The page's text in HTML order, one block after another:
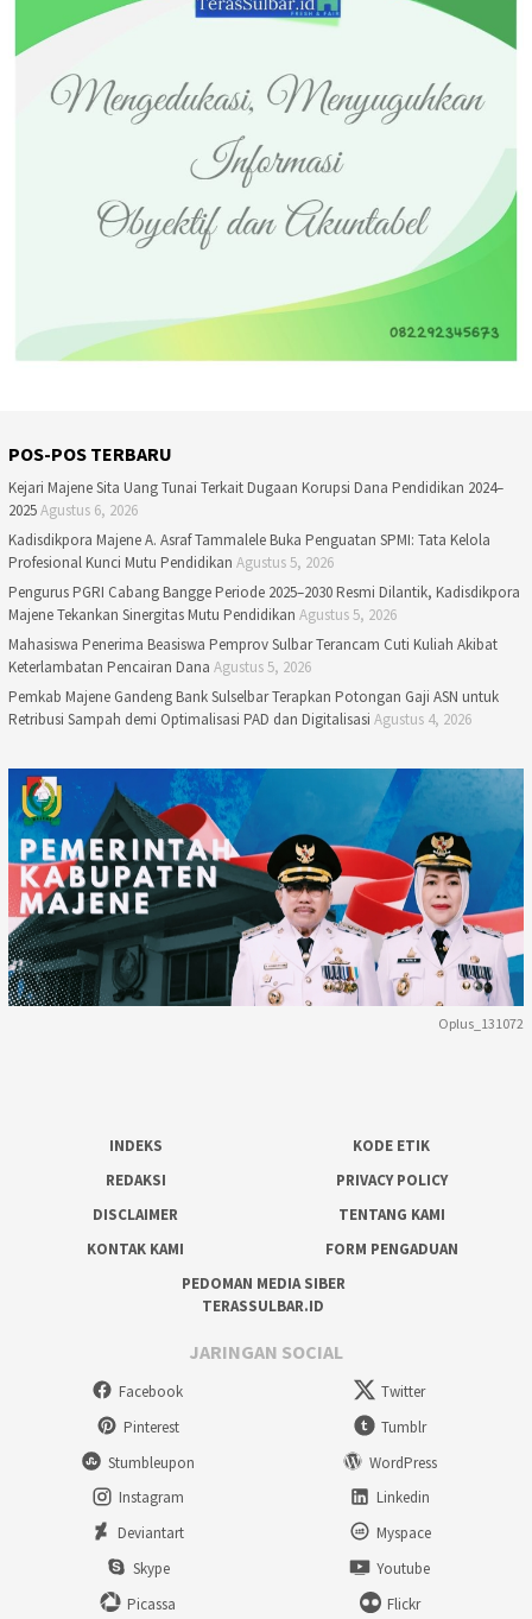
POS-POS TERBARU
Kejari Majene Sita Uang Tunai Terkait Dugaan Korupsi Dana Pendidikan 2024–
2025Agustus 6, 2026
Kadisdikpora Majene A. Asraf Tammalele Buka Penguatan SPMI: Tata Kelola
Profesional Kunci Mutu Pendidikan Agustus 5, 2026
Pengurus PGRI Cabang Bangge Periode 2025–2030 Resmi Dilantik, Kadisdikpora
Majene Tekankan Sinergitas Mutu Pendidikan Agustus 5, 2026
Mahasiswa Penerima Beasiswa Pemprov Sulbar Terancam Cuti Kuliah Akibat
Keterlambatan Pencairan Dana Agustus 5, 2026
Pemkab Majene Gandeng Bank Sulselbar Terapkan Potongan Gaji ASN untuk
Retribusi Sampah demi Optimalisasi PAD dan Digitalisasi Agustus 4, 2026
Oplus_131072
INDEKS
KODE ETIK
REDAKSI
PRIVACY POLICY
DISCLAIMER
TENTANG KAMI
KONTAK KAMI
FORM PENGADUAN
PEDOMAN MEDIA SIBER
TERASSULBAR.ID
JARINGAN SOCIAL
Facebook
Twitter
Pinterest
Tumblr
Stumbleupon
WordPress
Instagram
Linkedin
Deviantart
Myspace
Skype
Youtube
Picassa
Flickr